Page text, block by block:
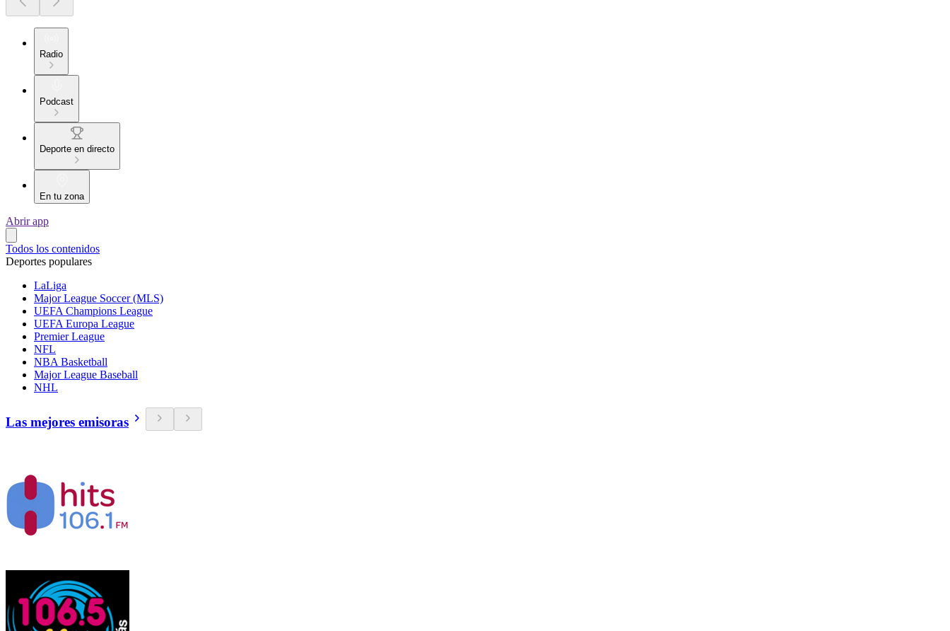
Radio
Podcast
Deporte en directo
En tu zona
Abrir app
Todos los contenidos
Deportes populares
LaLiga
Major League Soccer (MLS)
UEFA Champions League
UEFA Europa League
Premier League
NFL
NBA Basketball
Major League Baseball
NHL
Las mejores emisoras